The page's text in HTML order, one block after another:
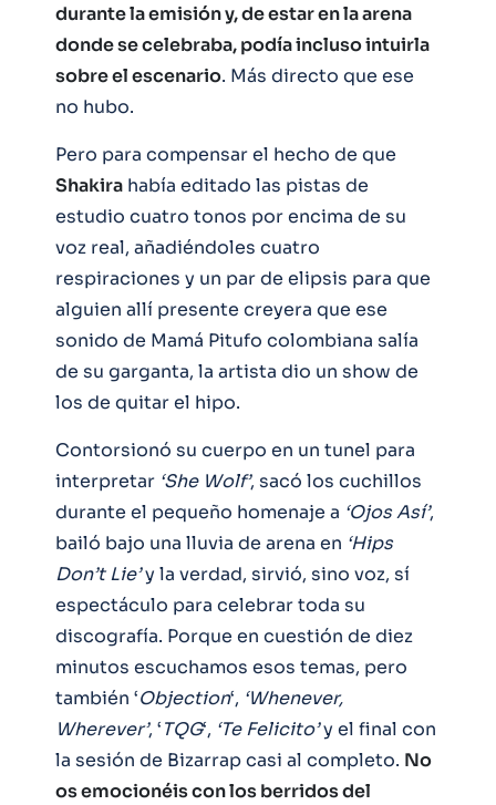
durante la emisión y, de estar en la arena
donde se celebraba, podía incluso intuirla
sobre el escenario. Más directo que ese
no hubo.
Pero para compensar el hecho de que
Shakira había editado las pistas de
estudio cuatro tonos por encima de su
voz real, añadiéndoles cuatro
respiraciones y un par de elipsis para que
alguien allí presente creyera que ese
sonido de Mamá Pitufo colombiana salía
de su garganta, la artista dio un show de
los de quitar el hipo.
Contorsionó su cuerpo en un tunel para
interpretar ‘She Wolf’, sacó los cuchillos
durante el pequeño homenaje a ‘Ojos Así’,
bailó bajo una lluvia de arena en ‘Hips
Don’t Lie’y la verdad, sirvió, sino voz, sí
espectáculo para celebrar toda su
discografía. Porque en cuestión de diez
minutos escuchamos esos temas, pero
también ‘Objection‘, ‘Whenever,
Wherever’, ‘TQG‘, ‘Te Felicito’y el final con
la sesión de Bizarrap casi al completo. No
os emocionéis con los berridos del